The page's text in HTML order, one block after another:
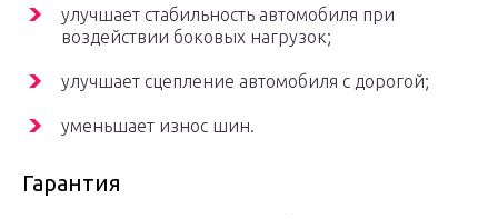
улучшает стабильность автомобиля при
воздействии боковых нагрузок;
улучшает сцепление автомобиля с дорогой;
уменьшает износ шин.
Гарантия